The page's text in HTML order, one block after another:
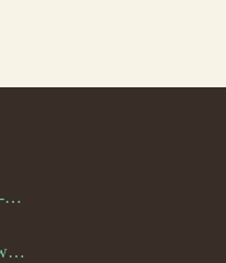
US Doroty C Schwulst (28-12-1919)
DE Friedrich Wilhelm Schwulst